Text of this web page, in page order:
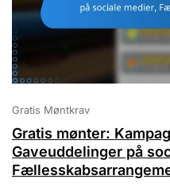
Gratis Møntkrav
Gratis mønter:
Gaveuddelinger på